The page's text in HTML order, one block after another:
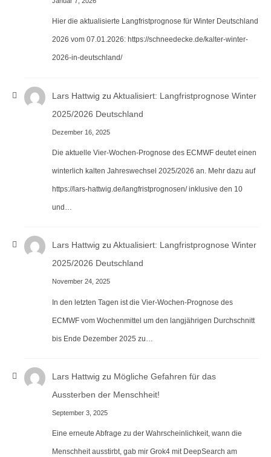
Hier die aktualisierte Langfristprognose für Winter Deutschland
2026 vom 07.01.2026: https://schneedecke.de/kalter-winter-
2026-in-deutschland/
Lars Hattwig zu Aktualisiert: Langfristprognose Winter
2025/2026 Deutschland
Dezember 16, 2025
Die aktuelle Vier-Wochen-Prognose des ECMWF deutet einen
winterlich kalten Jahreswechsel 2025/2026 an. Mehr dazu auf
https://lars-hattwig.de/langfristprognosen/ inklusive den 10
und…
Lars Hattwig zu Aktualisiert: Langfristprognose Winter
2025/2026 Deutschland
November 24, 2025
In den letzten Tagen ist die Vier-Wochen-Prognose des
ECMWF vom Wochenmittel um den langjährigen Durchschnitt
bis Ende Dezember 2025 zu…
Lars Hattwig zu Mögliche Gefahren für das
Aussterben der Menschheit!
September 3, 2025
Eine erneute Abfrage zu der Wahrscheinlichkeit, wann die
Menschheit ausstirbt, gab mir Grok4 mit DeepSearch am